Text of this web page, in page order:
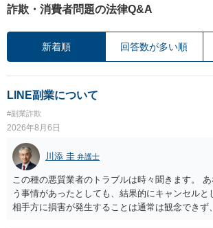
詐欺・消費者問題の法律Q&A
新着順 回答数が多い順
LINE副業について
#副業詐欺
2026年8月6日
川添 圭 弁護士
この種の悪質業者のトラブルは時々聞きます。
う事情があったとしても、結果的にキャンセルと
相手方に損害が発生することは通常は観念できず